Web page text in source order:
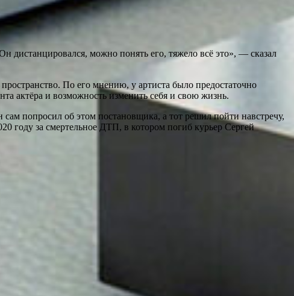
дистанцировался, можно понять его, тяжело всё это», — сказал
По его мнению, у артиста было предостаточно
актёра и возможность изменить себя и свою жизнь.
попросил об этом постановщика, а тот решил пойти навстречу,
году за смертельное ДТП, в котором погиб курьер Сергей